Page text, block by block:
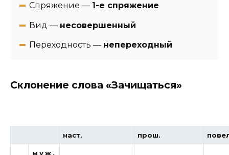
Спряжение — 1-е спряжение
Вид — несовершенный
Переходность — непереходный
Склонение слова «Зачищаться»
наст. прош.
муж.